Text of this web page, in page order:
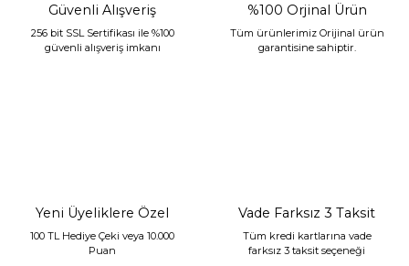
Güvenli Alışveriş
256 bit SSL Sertifikası ile %100
güvenli alışveriş imkanı
%100 Orjinal Ürün
Tüm ürünlerimiz Orijinal ürün
garantisine sahiptir.
Yeni Üyeliklere Özel
100 TL Hediye Çeki veya 10.000
Puan
Vade Farksız 3 Taksit
Tüm kredi kartlarına vade
farksız 3 taksit seçeneği